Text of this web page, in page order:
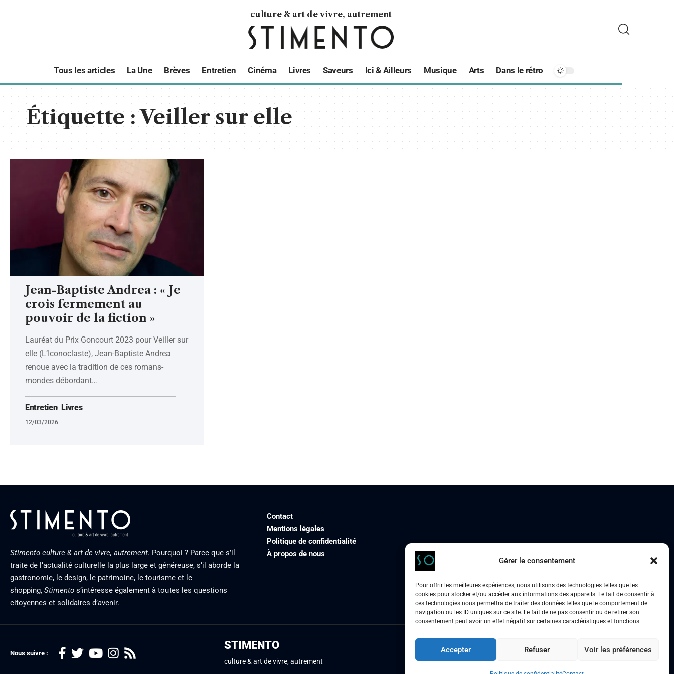
Gérer le consentement
Pour offrir les meilleures expériences, nous utilisons des technologies telles que les
cookies pour stocker et/ou accéder aux informations des appareils. Le fait de consentir à
ces technologies nous permettra de traiter des données telles que le comportement de
navigation ou les ID uniques sur ce site. Le fait de ne pas consentir ou de retirer son
consentement peut avoir un effet négatif sur certaines caractéristiques et fonctions.
Accepter Refuser Voir les préférences
culture & art de vivre, autrement
Tous les articles La Une Brèves Entretien Cinéma Livres Saveurs Ici & Ailleurs Musique Arts Dans le rétro
Étiquette :Veiller sur elle
Jean-Baptiste Andrea : « Je
crois fermement au
pouvoir de la fiction »
Lauréat du Prix Goncourt 2023 pour Veiller sur
elle (L’Iconoclaste), Jean-Baptiste Andrea
renoue avec la tradition de ces romans-
mondes débordant…
Entretien Livres
12/03/2026
Stimento culture & art de vivre, autrement. Pourquoi ? Parce que s’il
traite de l’actualité culturelle la plus large et généreuse, s’il aborde la
gastronomie, le design, le patrimoine, le tourisme et le
shopping, Stimento s’intéresse également à toutes les questions
citoyennes et solidaires d’avenir.
Contact
Mentions légales
Politique de confidentialité
À propos de nous
Nous suivre :
STIMENTO
culture & art de vivre, autrement